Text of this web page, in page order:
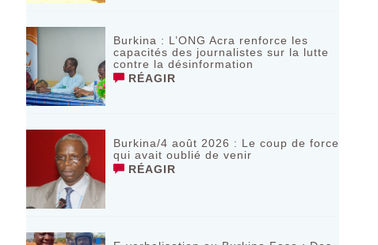
Burkina : L’ONG Acra renforce les
capacités des journalistes sur la lutte
contre la désinformation
RÉAGIR
Burkina/4 août 2026 : Le coup de force
qui avait oublié de venir
RÉAGIR